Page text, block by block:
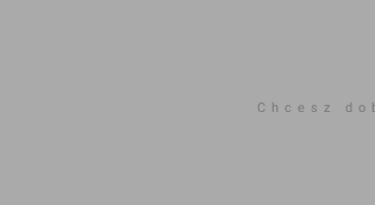
Chcesz